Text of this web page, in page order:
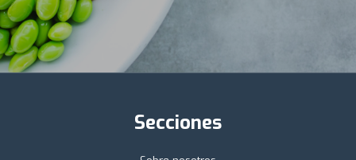
Secciones